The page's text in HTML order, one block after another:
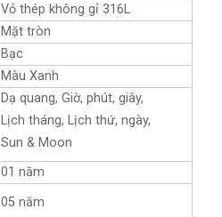
Vỏ thép không gỉ 316L
Mặt tròn
Bạc
Màu Xanh
Dạ quang, Giờ, phút, giây,
Lịch tháng, Lịch thứ, ngày,
Sun & Moon
01 năm
05 năm